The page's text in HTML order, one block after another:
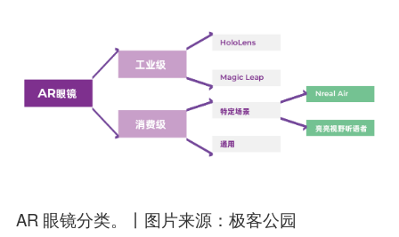
AR 眼镜分类。丨图片来源：极客公园